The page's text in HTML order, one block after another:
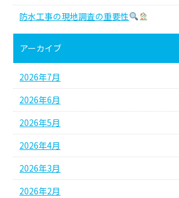
防水工事の現地調査の重要性
アーカイブ
2026年7月
2026年6月
2026年5月
2026年4月
2026年3月
2026年2月